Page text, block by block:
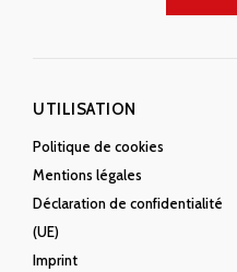
UTILISATION
Politique de cookies
Mentions légales
Déclaration de confidentialité
(UE)
Imprint